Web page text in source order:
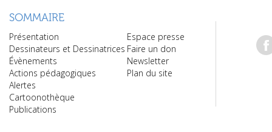
SOMMAIRE
Présentation
Dessinateurs et Dessinatrices
Évènements
Actions pédagogiques
Alertes
Cartoonothèque
Publications
Espace presse
Faire un don
Newsletter
Plan du site